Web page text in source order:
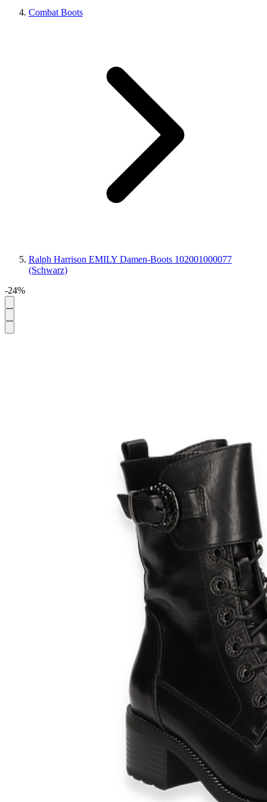
Combat Boots
Ralph Harrison EMILY Damen-Boots 102001000077
(Schwarz)
-24%